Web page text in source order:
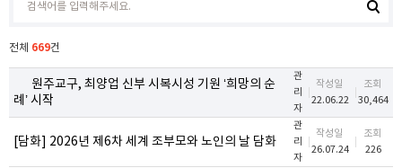
전체 669건
원주교구, 최양업 신부 시복시성 기원 ‘희망의 순
례’ 시작
관
리
자
작성일
22.06.22
조회
30,464
[담화] 2026년 제6차 세계 조부모와 노인의 날 담화
관
리
자
작성일
26.07.24
조회
226